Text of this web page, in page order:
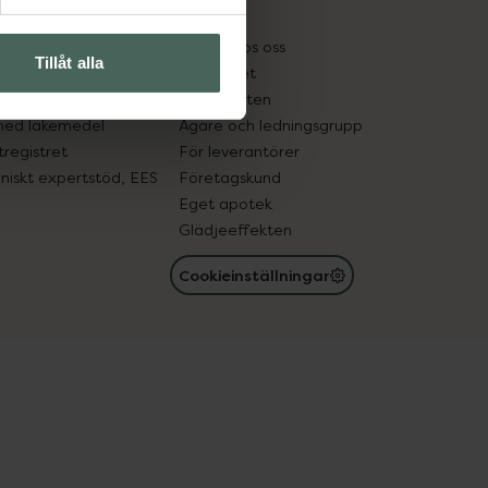
Tillåt alla
in gammal medicin
läkemedel
expertstöd, EES
Pressrum
Jobba hos oss
Hållbarhet
Samarbeten
Ägare och ledningsgrupp
För leverantörer
Företagskund
Eget apotek
Glädjeeffekten
Cookieinställningar